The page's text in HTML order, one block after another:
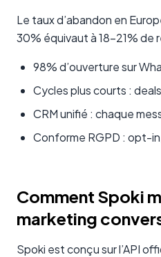
Le taux d’abandon en
30% équivaut à 18-21% de
98% d’ouverture sur
Cycles plus courts :
CRM unifié : chaque
Conforme RGPD : opt-
Comment Spoki
marketing
Spoki est conçu sur l’API